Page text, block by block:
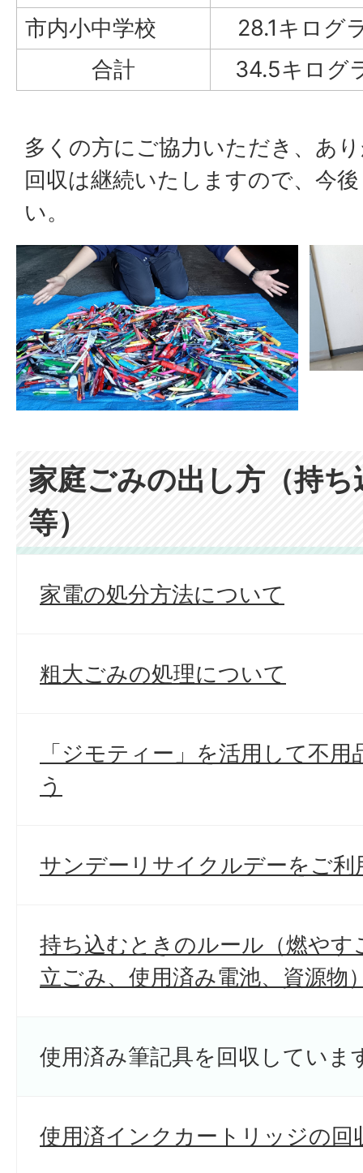
市内小中学校
28.1キログ
合計
34.5キログ
多くの方にご協力いただき、あ
回収は継続いたしますので、今
い。
家庭ごみの出し方（持
等）
家電の処分方法について
粗大ごみの処理について
「ジモティー」を活用して不
う
サンデーリサイクルデーをご利
持ち込むときのルール（燃やす
立ごみ、使用済み電池、資源物
使用済み筆記具を回収していま
使用済インクカートリッジの